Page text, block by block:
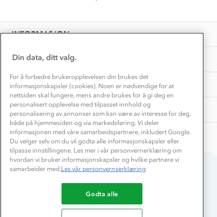
INFORMASJON
Presse
OM OSS
Samarbeide med oss?
TIPS OG RÅD
Store størrelser
Turmat oppskrifter
Beredskap
AKTIVITETER
Få turinspirasjon og tips her⛰
Overnatte utendørs⛺
Leirskole 🥾
Barnehageansatt
Tips til hyttetur
Du betaler enkelt med
Din data, ditt valg.
For å forbedre brukeropplevelsen din brukes det
informasjonskapsler (cookies). Noen er nødvendige for at
nettsiden skal fungere, mens andre brukes for å gi deg en
personalisert opplevelse med tilpasset innhold og
personalisering av annonser som kan være av interesse for deg,
både på hjemmesiden og via markedsføring. Vi deler
informasjonen med våre samarbeidspartnere, inkludert Google.
Du velger selv om du vil godta alle informasjonskapsler eller
tilpasse innstillingene. Les mer i vår personvernerklæring om
hvordan vi bruker informasjonskapsler og hvilke partnere vi
samarbeider med.Les vår personvernserklæring
Godta alle